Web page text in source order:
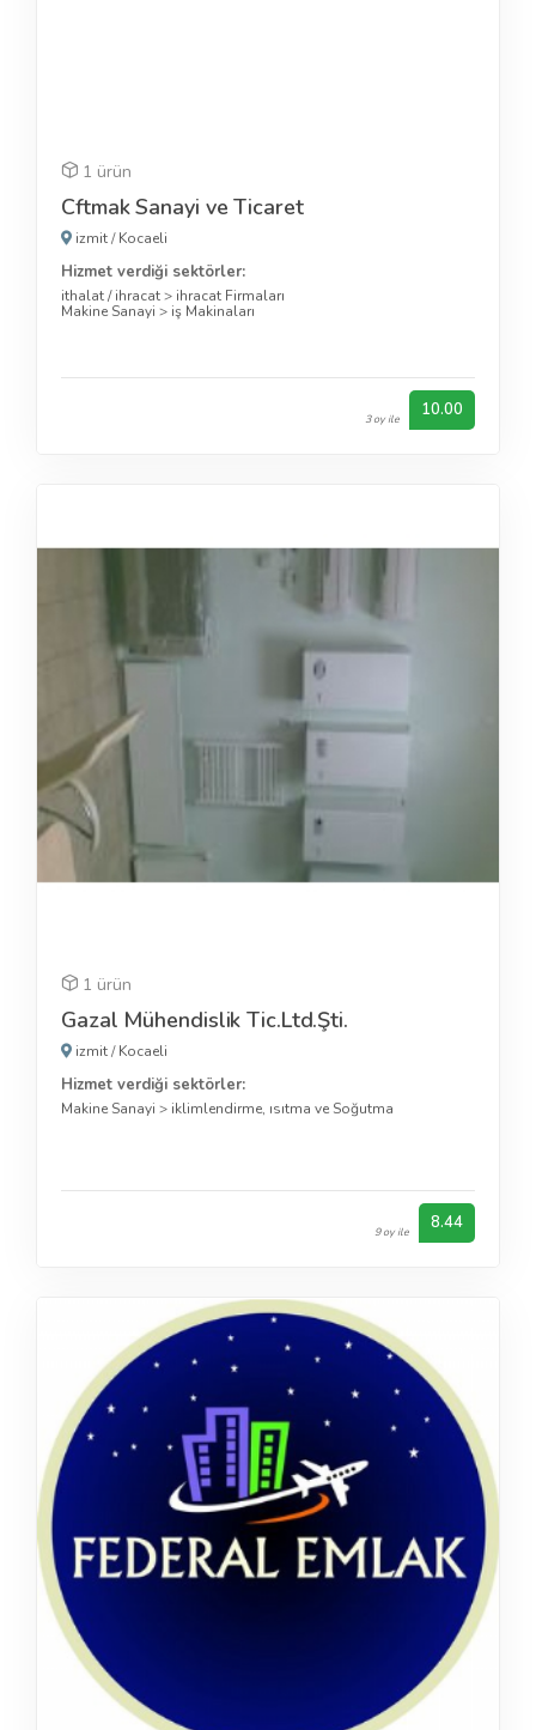
1 ürün
Cftmak Sanayi ve Ticaret
izmit/Kocaeli
Hizmet verdiği sektörler:
ithalat / ihracat> ihracat Firmaları
Makine Sanayi > iş Makinaları
3 oy ile 10.00
1 ürün
Gazal Mühendislik Tic.Ltd.Şti.
izmit/Kocaeli
Hizmet verdiği sektörler:
Makine Sanayi > iklimlendirme, ısıtma ve Soğutma
9 oy ile 8.44